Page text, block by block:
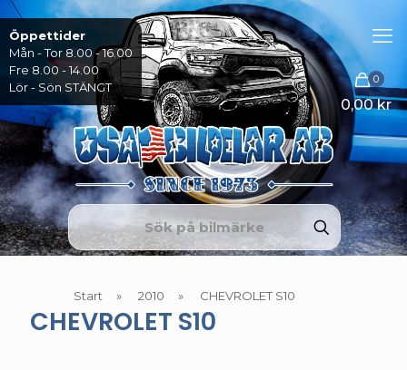
0
0,00 kr
Öppettider
Mån - Tor 8.00 - 16.00
Fre 8.00 - 14.00
Lör - Sön STÄNGT
Start » 2010 » CHEVROLET S10
CHEVROLET S10